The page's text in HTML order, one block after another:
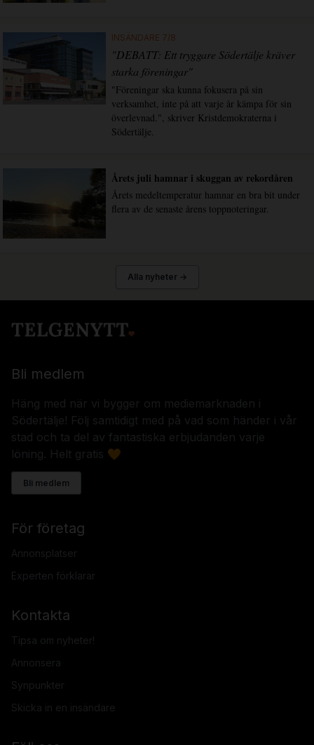
INSÄNDARE 7/8
"DEBATT: Ett tryggare Södertälje kräver
starka föreningar"
"Föreningar ska kunna fokusera på sin
verksamhet, inte på att varje år kämpa för sin
överlevnad.", skriver Kristdemokraterna i
Södertälje.
Årets juli hamnar i skuggan av rekordåren
Årets medeltemperatur hamnar en bra bit under
flera av de senaste årens toppnoteringar.
Alla nyheter →
Bli medlem
Häng med när vi bygger om mediemarknaden i
Södertälje! Följ samtidigt med på vad som händer i vår
stad och ta del av fantastiska erbjudanden varje
löning. Helt gratis 🧡
Bli medlem
För företag
Annonsplatser
Experten förklarar
Kontakta
Tipsa om nyheter!
Annonsera
Synpunkter
Skicka in en insändare